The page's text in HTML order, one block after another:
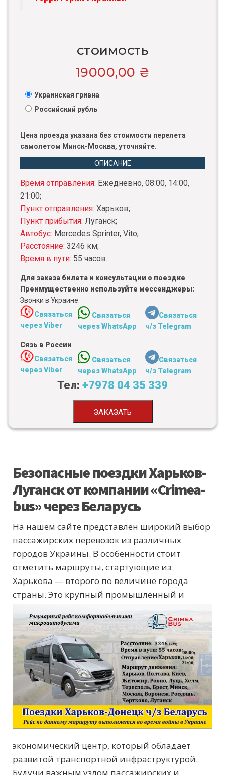
СТОИМОСТЬ
19000,00 ₴
Украинская гривна
Российский рубль
Цена проезда указана без стоимости перелета
самолетом Минск-Москва, уточняйте.
ОПИСАНИЕ
Время отправления: Ежедневно, 08:00, 14:00,
21:00;
Пункт отправления: Харьков;
Пункт прибытия: Луганск;
Автобус: Mercedes Sprinter, Vito;
Расстояние: 3246 км;
Время в пути: 55 часов.
Для заказа билета и консультации о поездке
Преимущественно используйте мессенджеры:
Звонки в Украине
Связаться
через Viber
Связаться
через WhatsApp
Связаться
ч/з Telegram
Сязь в России
Связаться
через Viber
Связаться
через WhatsApp
Связаться
ч/з Telegram
Тел: +7978 04 35 339
ЗАКАЗАТЬ
Безопасные поездки Харьков-
Луганск от компании «Crimea-
bus» через Беларусь
На нашем сайте представлен широкий выбор
пассажирских перевозок из различных
городов Украины. В особенности стоит
отметить маршруты, стартующие из
Харькова — второго по величине города
страны. Это крупный промышленный и
экономический центр, который обладает
развитой транспортной инфраструктурой.